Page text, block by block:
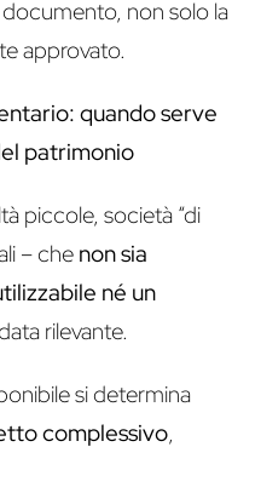
non solo la
approvato.
quando serve
patrimonio
piccole, società “di
– che non sia
né un
rilevante.
si determina
complessivo,